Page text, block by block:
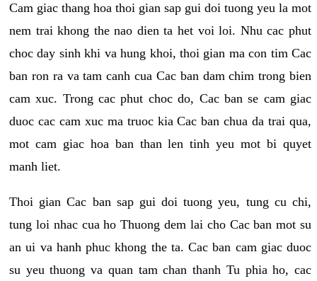
Cam giac thang hoa thoi gian sap gui doi tuong yeu la mot
nem trai khong the nao dien ta het voi loi. Nhu cac phut
choc day sinh khi va hung khoi, thoi gian ma con tim Cac
ban ron ra va tam canh cua Cac ban dam chim trong bien
cam xuc. Trong cac phut choc do, Cac ban se cam giac
duoc cac cam xuc ma truoc kia Cac ban chua da trai qua,
mot cam giac hoa ban than len tinh yeu mot bi quyet
manh liet.
Thoi gian Cac ban sap gui doi tuong yeu, tung cu chi,
tung loi nhac cua ho Thuong dem lai cho Cac ban mot su
an ui va hanh phuc khong the ta. Cac ban cam giac duoc
su yeu thuong va quan tam chan thanh Tu phia ho, cac